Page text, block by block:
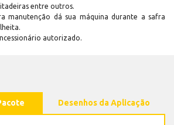
entre outros.
manutenção dá sua máquina durante a safra
autorizado.
Desenhos da Aplicação